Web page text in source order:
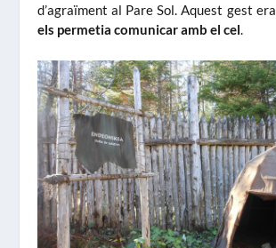
d’agraïment al Pare Sol. Aquest gest era
els permetia comunicar amb el cel.